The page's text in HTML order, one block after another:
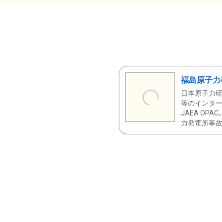
福島原子
日本原子力
等のインタ
JAEA OPAC
力発電所事